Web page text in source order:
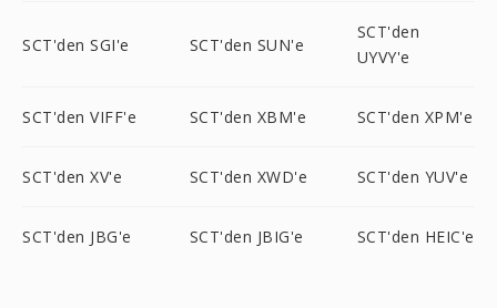
SCT'den SGI'e SCT'den SUN'e
SCT'den
UYVY'e
SCT'den VIFF'e SCT'den XBM'e SCT'den XPM'e
SCT'den XV'e SCT'den XWD'e SCT'den YUV'e
SCT'den JBG'e SCT'den JBIG'e SCT'den HEIC'e